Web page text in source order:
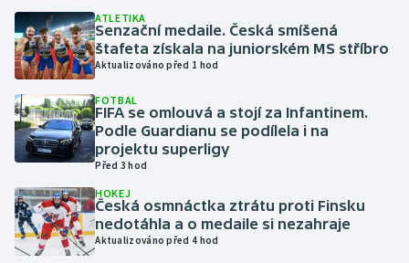
Lezení
Lyže a snowboard
Moderní pětiboj
Motorsport
Olympijské hry
Parasport
ATLETIKA
Senzační medaile. Česká smíšená
štafeta získala na juniorském MS stříbro
Aktualizováno před 1 hod
FOTBAL
FIFA se omlouvá a stojí za Infantinem.
Podle Guardianu se podílela i na
projektu superligy
Před 3 hod
HOKEJ
Česká osmnáctka ztrátu proti Finsku
nedotáhla a o medaile si nezahraje
Aktualizováno před 4 hod